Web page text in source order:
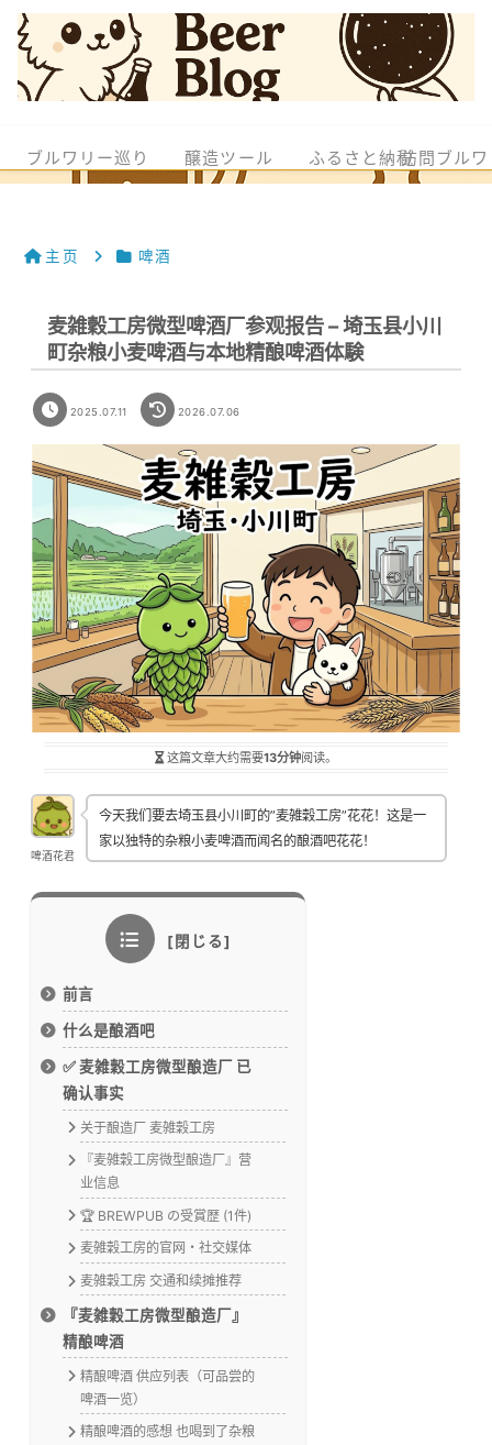
ブルワリー巡り 醸造ツール ふるさと納税訪問ブル
主页 啤酒
麦雑穀工房微型啤酒厂参观报告 – 埼玉县小川
町杂粮小麦啤酒与本地精酿啤酒体験
2025.07.11 2026.07.06
这篇文章大约需要13分钟阅读。
啤酒花君
今天我们要去埼玉县小川町的”麦雑穀工房”花花！这是一
家以独特的杂粮小麦啤酒而闻名的酿酒吧花花！
前言
什么是酿酒吧
✅ 麦雑穀工房微型酿造厂 已
确认事实
关于酿造厂 麦雑穀工房
『麦雑穀工房微型酿造厂』营
业信息
🏆 BREWPUB の受賞歴 (1件)
麦雑穀工房的官网・社交媒体
麦雑穀工房 交通和续摊推荐
『麦雑穀工房微型酿造厂』
精酿啤酒
精酿啤酒 供应列表（可品尝的
啤酒一览）
精酿啤酒的感想 也喝到了杂粮